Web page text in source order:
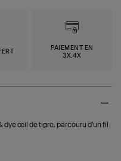
PAIEMENT EN
3X,4X
dye œil de tigre, parcouru d'un fil